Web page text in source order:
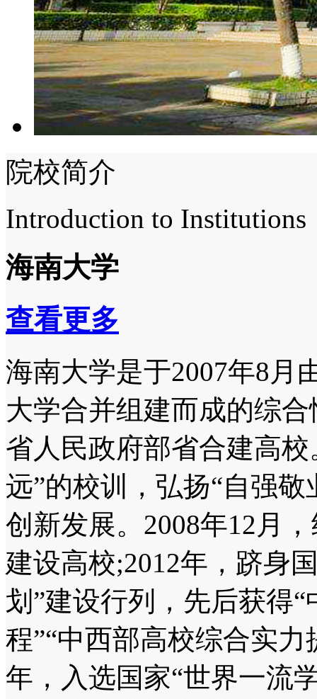
院校简介
Introduction to Institutions
海南大学
查看更多
海南大学是于2007年8月
大学合并组建而成的综
省人民政府部省合建高
远”的校训，弘扬“自强
创新发展。2008年12月
建设高校;2012年，跻身
划”建设行列，先后获得
程”“中西部高校综合实
年，入选国家“世界一流